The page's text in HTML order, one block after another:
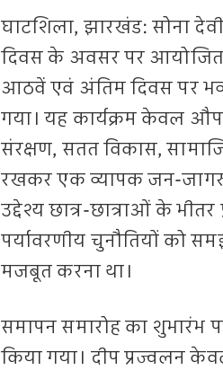
घाटशिला, झारखंड: सोना
दिवस के अवसर पर
आठवें एवं अंतिम दिवस पर
गया। यह कार्यक्रम केवल
संरक्षण, सतत विकास,
रखकर एक व्यापक जन-
उद्देश्य छात्र-छात्राओं के
पर्यावरणीय चुनौतियों को
मजबूत करना था।
समापन समारोह का शुभारंभ
किया गया। दीप प्रज्वलन